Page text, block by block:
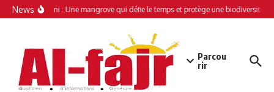
Aller au contenu
News
Simamboini : Une mangrove qui défie le temps et protège une biodiversité
Parcou
rir